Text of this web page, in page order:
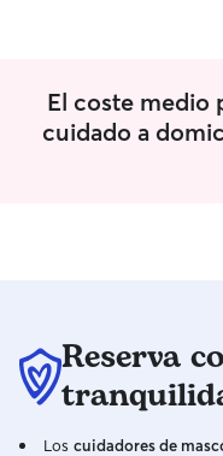
El coste medio
cuidado a
Reserva
Los cuidadores de